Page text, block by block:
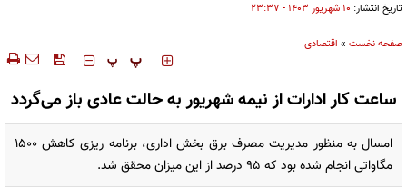
تاریخ انتشار: ۱۰ شهريور ۱۴۰۳ - ۲۳:۳۷
صفحه نخست » اقتصادی
‍‍‍ پ پ
ساعت کار ادارات از نیمه شهریور به حالت عادی باز می‌گردد
امسال به منظور مدیریت مصرف برق بخش اداری، برنامه ریزی کاهش ۱۵۰۰
مگاواتی انجام شده بود که ۹۵ درصد از این میزان محقق شد.